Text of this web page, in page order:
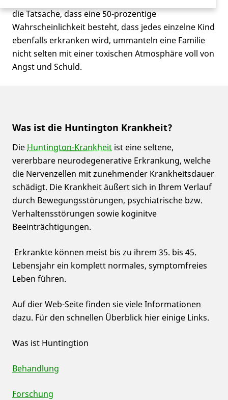
die Tatsache, dass eine 50-prozentige
Wahrscheinlichkeit besteht, dass jedes einzelne Kind
ebenfalls erkranken wird, ummanteln eine Familie
nicht selten mit einer toxischen Atmosphäre voll von
Angst und Schuld.
Was ist die Huntington Krankheit?
Die Huntington-Krankheit ist eine seltene,
vererbbare neurodegenerative Erkrankung, welche
die Nervenzellen mit zunehmender Krankheitsdauer
schädigt. Die Krankheit äußert sich in Ihrem Verlauf
durch Bewegungsstörungen, psychiatrische bzw.
Verhaltensstörungen sowie koginitve
Beeinträchtigungen.
Erkrankte können meist bis zu ihrem 35. bis 45.
Lebensjahr ein komplett normales, symptomfreies
Leben führen.
Auf dier Web-Seite finden sie viele Informationen
dazu. Für den schnellen Überblick hier einige Links.
Was ist Huntingtion
Behandlung
Forschung